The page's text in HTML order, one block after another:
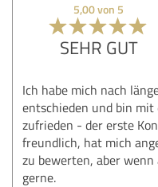
Ausführung
5,00 von 5
SEHR GUT
Ich habe mich nach
entschieden und bin
zufrieden - der erste
freundlich, hat mich
zu bewerten, aber wenn
gerne.